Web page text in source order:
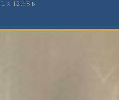
Lk 12,48b